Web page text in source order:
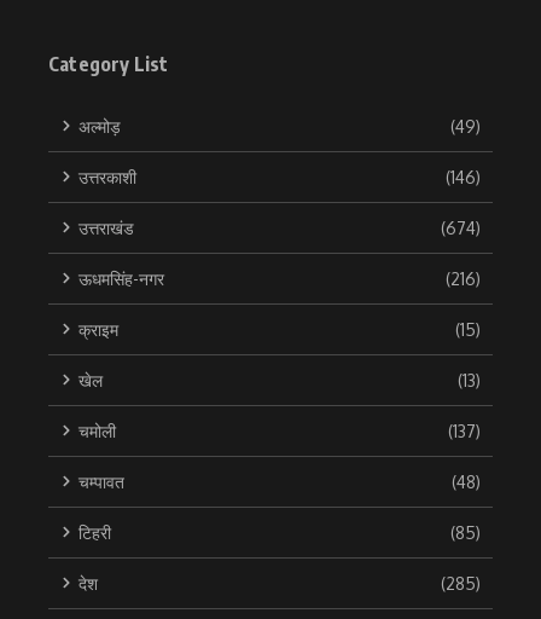
Category List
अल्मोड़ (49)
उत्तरकाशी (146)
उत्तराखंड (674)
ऊधमसिंह-नगर (216)
क्राइम (15)
खेल (13)
चमोली (137)
चम्पावत (48)
टिहरी (85)
देश (285)